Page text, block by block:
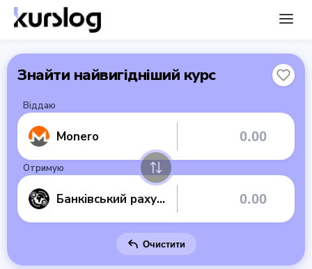
Знайти найвигідніший курс
Віддаю
Monero
Отримую
Банківський рахунок CAD
Очистити